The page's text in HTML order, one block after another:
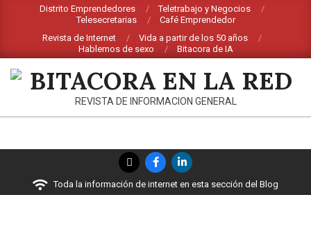
contenido
Distrito Emprendedores
Teletrabajo y Negocios
Telesecretarias
Café Emprendedor
Revista de Internet
Vida a partir de los 50 años
Hablemos de sexo
Bitacora de IA
BITACORA
LA
RED
REVISTA DE INFORMACION GENERAL
navegación
Toda la información de internet en esta sección del Blog